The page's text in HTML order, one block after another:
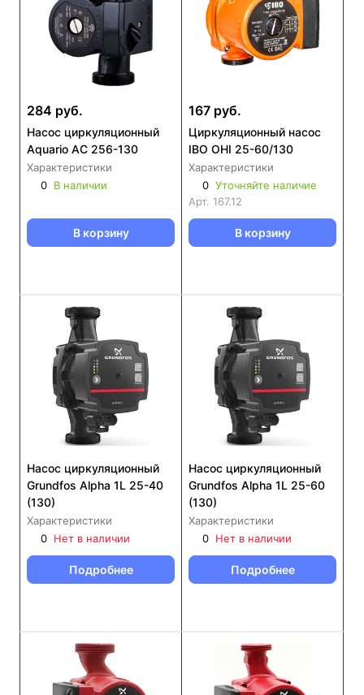
284 руб.
Насос циркуляционный
Aquario AC 256-130
Характеристики
0 В наличии
В корзину
167 руб.
Циркуляционный насос
IBO OHI 25-60/130
Характеристики
0 Уточняйте наличие
Арт. 167.12
В корзину
Насос циркуляционный
Grundfos Alpha 1L 25-40
(130)
Характеристики
0 Нет в наличии
Подробнее
Насос циркуляционный
Grundfos Alpha 1L 25-60
(130)
Характеристики
0 Нет в наличии
Подробнее